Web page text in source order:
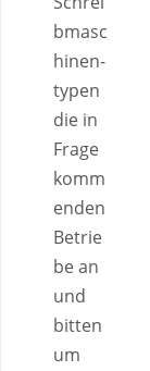
bmasc
hinen-
typen
die in
Frage
komm
enden
Betrie
be an
und
bitten
um